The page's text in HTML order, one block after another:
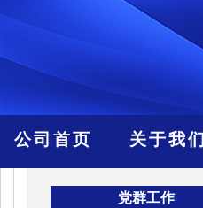
公司首页 关于我们
党群工作